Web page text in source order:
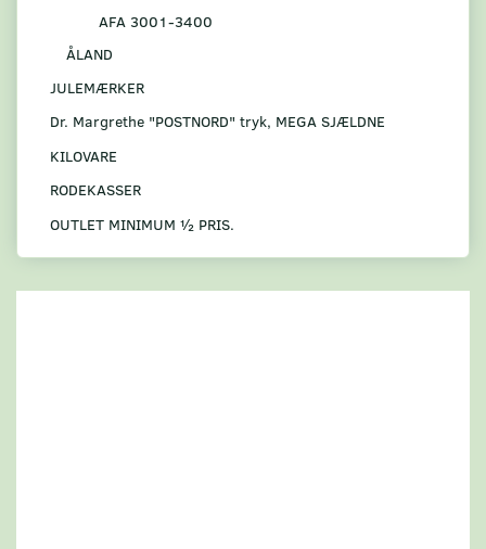
AFA 3001-3400
ÅLAND
JULEMÆRKER
Dr. Margrethe "POSTNORD" tryk, MEGA SJÆLDNE
KILOVARE
RODEKASSER
OUTLET MINIMUM ½ PRIS.